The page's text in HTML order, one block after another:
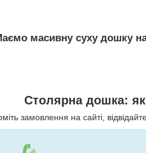
масивну суху дошку
Столярна дошка:
замовлення на сайті,